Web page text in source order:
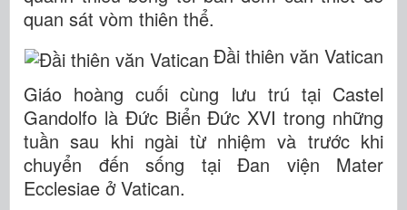
quan sát vòm thiên thể.
Đầi thiên văn Vatican
Giáo hoàng cuối cùng lưu trú tại Castel
Gandolfo là Đức Biển Đức XVI trong những
tuần sau khi ngài từ nhiệm và trước khi
chuyển đến sống tại Đan viện Mater
Ecclesiae ở Vatican.